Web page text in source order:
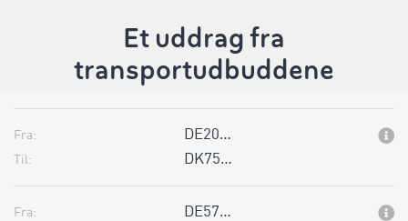
Et uddrag fra
transportudbuddene
Fra: DE20…
Til: DK75…
Fra: DE57…